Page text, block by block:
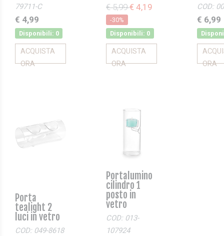
79711-C
€ 4,99
Disponibili: 0
ACQUISTA
ORA
€ 5,99€ 4,19
-30%
Disponibili: 0
ACQUISTA
ORA
COD:
€ 6,99
ORA
Porta
tealight 2
luci in vetro
COD: 049-8618
Portalumino
cilindro 1
posto in
vetro
COD: 013-
107924